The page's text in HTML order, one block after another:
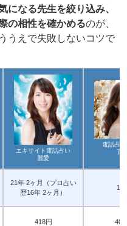
になる先生を絞り込み、
の相性を確かめるのが、
うえで失敗しないコツで
エキサイト電話占い
麗愛
電話占
百
21年 2ヶ月（プロ占い
歴16年 2ヶ月）
18
418円 400